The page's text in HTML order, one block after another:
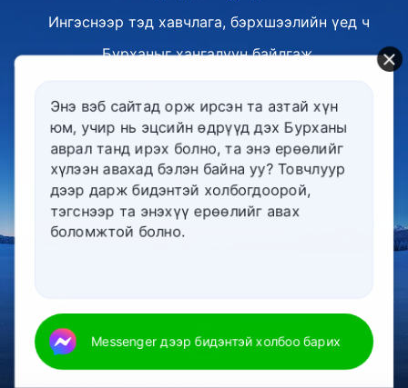
Ингэснээр тэд хавчлага, бэрхшээлийн үед ч
Бурханыг хангалуун байлгаж,
Бурханы төлөө гэрчлэлд зогсож,
харамсалгүйгээр амиа өгөх
шийдвэртэй болдог.
II
Гэсэн ч урсан өнгөрөх хором бүхэнд чамд
ийм сэтгэл хөдлөл байдаггүйг мэдэж ав.
Энэ вэб сайтад орж ирсэн та азтай хүн
юм, учир нь эцсийн өдрүүд дэх Бурханы
аврал танд ирэх болно, та энэ ерѳѳлийг
хүлээн авахад бэлэн байна уу? Товчлуур
дээр дарж бидэнтэй холбогдоорой,
тэгснээр та энэхүү ерѳѳлийг авах
боломжтой болно.
Messenger дээр бидэнтэй холбоо барих